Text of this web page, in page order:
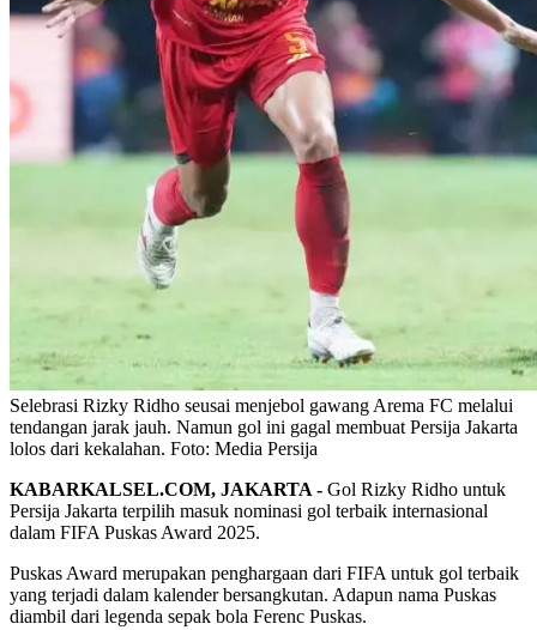
Selebrasi Rizky Ridho seusai menjebol gawang Arema FC melalui
tendangan jarak jauh. Namun gol ini gagal membuat Persija Jakarta
lolos dari kekalahan. Foto: Media Persija
KABARKALSEL.COM, JAKARTA - Gol Rizky Ridho untuk
Persija Jakarta terpilih masuk nominasi gol terbaik internasional
dalam FIFA Puskas Award 2025.
Puskas Award merupakan penghargaan dari FIFA untuk gol terbaik
yang terjadi dalam kalender bersangkutan. Adapun nama Puskas
diambil dari legenda sepak bola Ferenc Puskas.